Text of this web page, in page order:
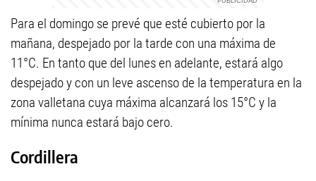
Para el domingo se prevé que esté cubierto por la
mañana, despejado por la tarde con una máxima de
11°C. En tanto que del lunes en adelante, estará algo
despejado y con un leve ascenso de la temperatura en la
zona valletana cuya máxima alcanzará los 15°C y la
mínima nunca estará bajo cero.
Cordillera